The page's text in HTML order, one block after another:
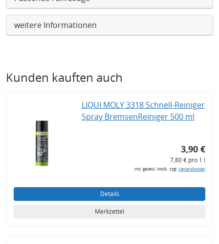
weitere Informationen
Kunden kauften auch
LIQUI MOLY 3318 Schnell-Reiniger
Spray BremsenReiniger 500 ml
3,90 €
7,80 € pro 1 l
inkl. gesetzl. MwSt., zzgl.Versandkosten
Details
Merkzettel